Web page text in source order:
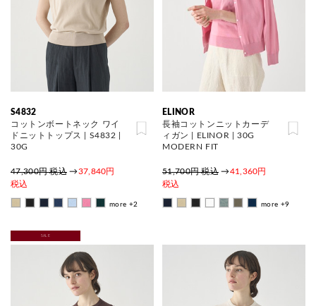
S4832
コットンボートネック ワイ
ドニットトップス | S4832 |
30G
47,300円 税込 →37,840円
税込
more +2
ELINOR
長袖コットンニットカーデ
ィガン | ELINOR | 30G
MODERN FIT
51,700円 税込 →41,360円
税込
more +9
SALE